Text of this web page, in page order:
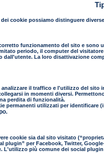
cookie possiamo distinguere
funzionamento del sito e sono
periodo, il computer del
La loro disattivazione
il traffico e l'utilizzo del
in momenti diversi.
perdita di funzionalità.
permanenti utilizzati per identificare
cookie sia dal sito visitato
plugin” per Facebook, Twitter,
L'utilizzo più comune dei social